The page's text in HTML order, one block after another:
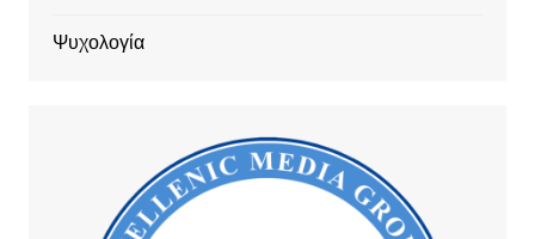
Ψυχολογία